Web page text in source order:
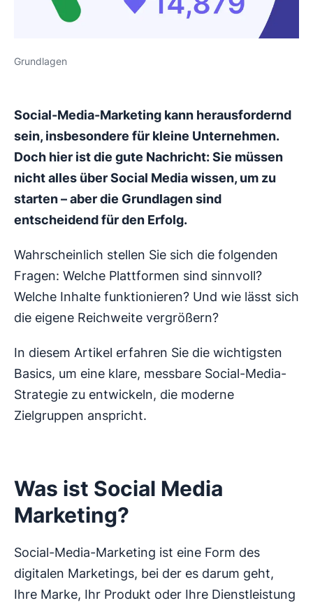
Grundlagen
Social-Media-Marketing kann herausfordernd
sein, insbesondere für kleine Unternehmen.
Doch hier ist die gute Nachricht: Sie müssen
nicht alles über Social Media wissen, um zu
starten – aber die Grundlagen sind
entscheidend für den Erfolg.
Wahrscheinlich stellen Sie sich die folgenden
Fragen: Welche Plattformen sind sinnvoll?
Welche Inhalte funktionieren? Und wie lässt sich
die eigene Reichweite vergrößern?
In diesem Artikel erfahren Sie die wichtigsten
Basics, um eine klare, messbare Social-Media-
Strategie zu entwickeln, die moderne
Zielgruppen anspricht.
Was ist Social Media
Marketing?
Social-Media-Marketing ist eine Form des
digitalen Marketings, bei der es darum geht,
Ihre Marke, Ihr Produkt oder Ihre Dienstleistung